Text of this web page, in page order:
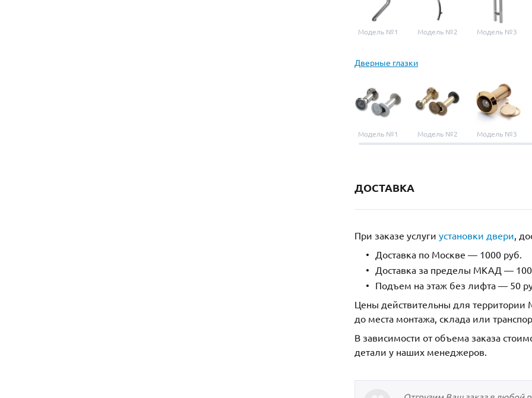
Модель №1 Модель №2 Модель №3
Дверные глазки
Модель №1 Модель №2 Модель №3
ДОСТАВКА
При заказе услуги установки двери,
Доставка по Москве — 1000 руб.
Доставка за пределы МКАД —
Подъем на этаж без лифта — 50
Цены действительны для территории
до места монтажа, склада или
В зависимости от объема заказа
детали у наших менеджеров.